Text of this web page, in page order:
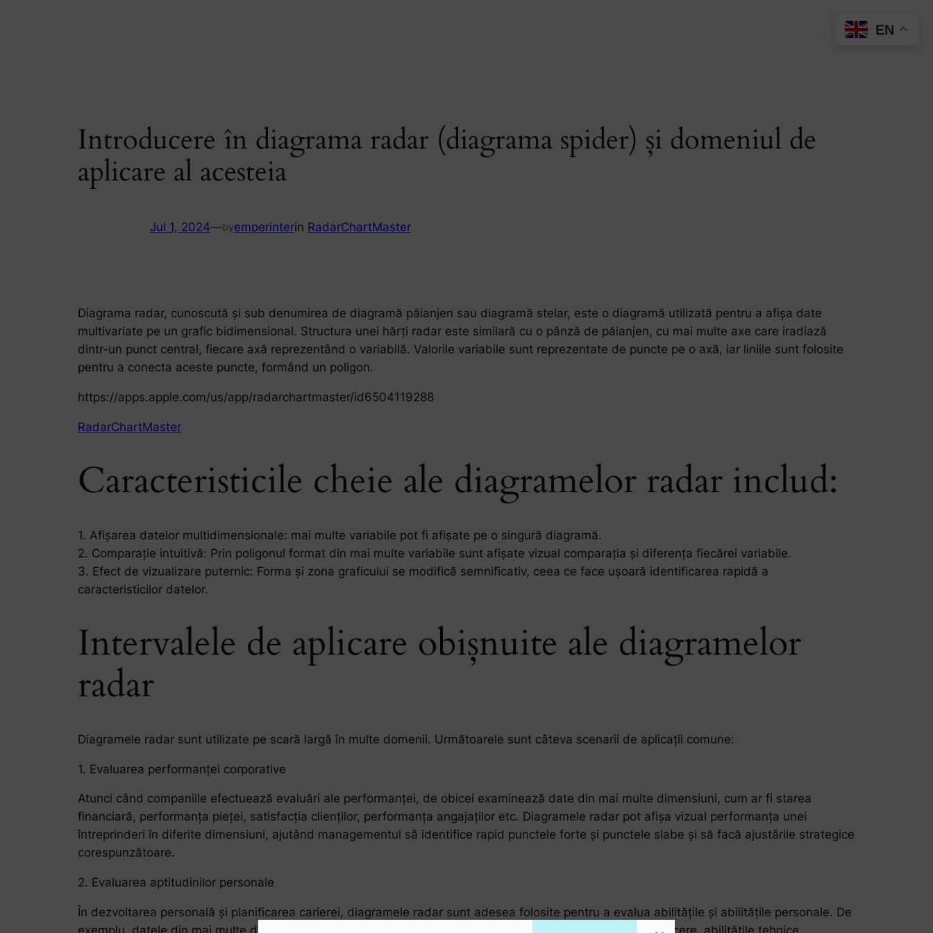
Introducere în diagrama radar (diagrama spider) și domeniul de
aplicare al acesteia
Jul 1, 2024—byemperinterin RadarChartMaster
Diagrama radar, cunoscută și sub denumirea de diagramă păianjen sau diagramă stelar, este o diagramă utilizată pentru a afișa date
multivariate pe un grafic bidimensional. Structura unei hărți radar este similară cu o pânză de păianjen, cu mai multe axe care iradiază
dintr-un punct central, fiecare axă reprezentând o variabilă. Valorile variabile sunt reprezentate de puncte pe o axă, iar liniile sunt folosite
pentru a conecta aceste puncte, formând un poligon.
https://apps.apple.com/us/app/radarchartmaster/id6504119288
RadarChartMaster
Caracteristicile cheie ale diagramelor radar includ:
1. Afișarea datelor multidimensionale: mai multe variabile pot fi afișate pe o singură diagramă.
2. Comparație intuitivă: Prin poligonul format din mai multe variabile sunt afișate vizual comparația și diferența fiecărei variabile.
3. Efect de vizualizare puternic: Forma și zona graficului se modifică semnificativ, ceea ce face ușoară identificarea rapidă a
caracteristicilor datelor.
Intervalele de aplicare obișnuite ale diagramelor
radar
Diagramele radar sunt utilizate pe scară largă în multe domenii. Următoarele sunt câteva scenarii de aplicații comune:
1. Evaluarea performanței corporative
Atunci când companiile efectuează evaluări ale performanței, de obicei examinează date din mai multe dimensiuni, cum ar fi starea
financiară, performanța pieței, satisfacția clienților, performanța angajaților etc. Diagramele radar pot afișa vizual performanța unei
întreprinderi în diferite dimensiuni, ajutând managementul să identifice rapid punctele forte și punctele slabe și să facă ajustările strategice
corespunzătoare.
2. Evaluarea aptitudinilor personale
În dezvoltarea personală și planificarea carierei, diagramele radar sunt adesea folosite pentru a evalua abilitățile și abilitățile personale. De
exemplu, datele din mai multe dimensiuni, cum ar fi abilitățile de comunicare ale cuiva, abilitățile de conducere, abilitățile tehnice,
EN